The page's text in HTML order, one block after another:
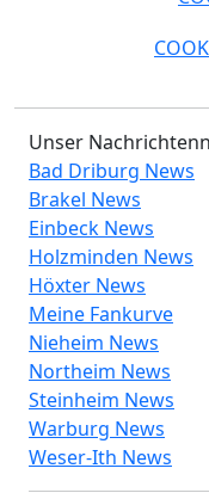
Unser
Bad Driburg News
Brakel News
Einbeck News
Holzminden News
Höxter News
Meine Fankurve
Nieheim News
Northeim News
Steinheim News
Warburg News
Weser-Ith News